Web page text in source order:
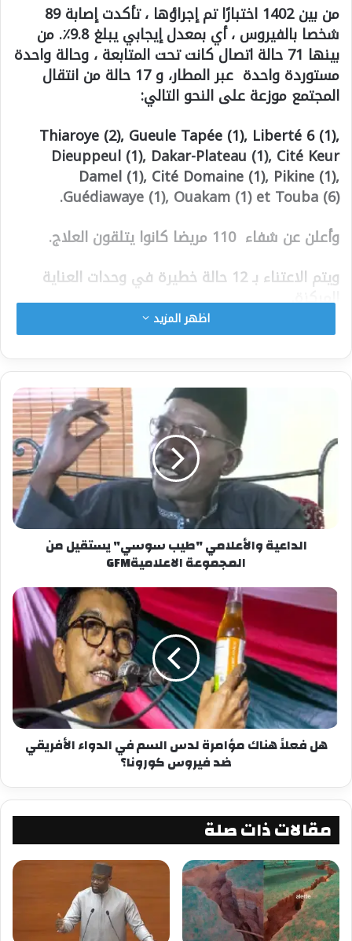
من بين 1402 اختبارًا تم إجراؤها ، تأكدت إصابة 89
شخصا بالفيروس ، أي بمعدل إيجابي يبلغ 9.8٪. من
بينها 71 حالة اتصال كانت تحت المتابعة ، وحالة واحدة
مستوردة واحدة عبر المطار، و 17 حالة من انتقال
المجتمع موزعة على النحو التالي:
Thiaroye (2), Gueule Tapée (1), Liberté 6 (1),
Dieuppeul (1), Dakar-Plateau (1), Cité Keur
Damel (1), Cité Domaine (1), Pikine (1),
Guédiawaye (1), Ouakam (1) et Touba (6).
وأعلن عن شفاء 110 مريضا كانوا يتلقون العلاج.
ويتم الاعتناء بـ 12 حالة خطيرة في وحدات العناية
المركزة.
حتى الآن ، لدى السنغال 4،516 حالة إيجابية بما في
ذلك 2،809 شفي ، 52 حالة وفاة و 1،654 لا تزال تحت
العلاج.
معجب بهذه:
اظهر المزيد
الداعية والأعلامي "طيب سوسي" يستقيل من
المجموعة الاعلاميةGFM
هل فعلاً هناك مؤامرة لدس السم في الدواء الأفريقي
ضد فيروس كورونا؟
مقالات ذات صلة